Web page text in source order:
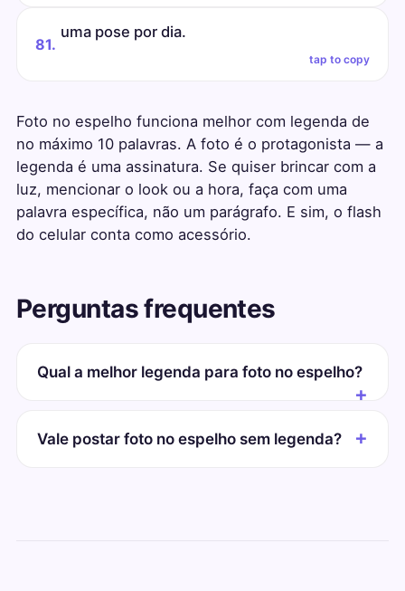
81.
uma pose por dia.
tap to copy
Foto no espelho funciona melhor com legenda de
no máximo 10 palavras. A foto é o protagonista — a
legenda é uma assinatura. Se quiser brincar com a
luz, mencionar o look ou a hora, faça com uma
palavra específica, não um parágrafo. E sim, o flash
do celular conta como acessório.
Perguntas frequentes
Qual a melhor legenda para foto no espelho?
Vale postar foto no espelho sem legenda?